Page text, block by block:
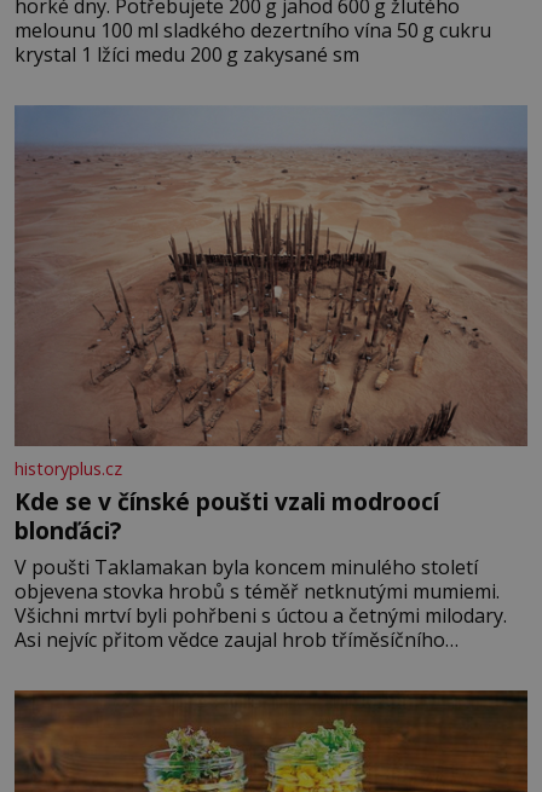
horké dny. Potřebujete 200 g jahod 600 g žlutého
melounu 100 ml sladkého dezertního vína 50 g cukru
krystal 1 lžíci medu 200 g zakysané sm
historyplus.cz
Kde se v čínské poušti vzali modroocí
blonďáci?
V poušti Taklamakan byla koncem minulého století
objevena stovka hrobů s téměř netknutými mumiemi.
Všichni mrtví byli pohřbeni s úctou a četnými milodary.
Asi nejvíc přitom vědce zaujal hrob tříměsíčního
blonďaté vlásky. Fakt, že jsou těla dávných lidí nesmírně
dobře zachovalá, přičítají odborníci zdejším klimatickým
podmínkám. Sucho, prosolené písky a extrémně